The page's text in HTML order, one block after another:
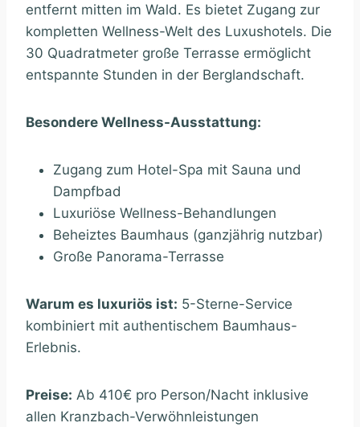
entfernt mitten im Wald. Es bietet Zugang zur
kompletten Wellness-Welt des Luxushotels. Die
30 Quadratmeter große Terrasse ermöglicht
entspannte Stunden in der Berglandschaft.
Besondere Wellness-Ausstattung:
Zugang zum Hotel-Spa mit Sauna und
Dampfbad
Luxuriöse Wellness-Behandlungen
Beheiztes Baumhaus (ganzjährig nutzbar)
Große Panorama-Terrasse
Warum es luxuriös ist: 5-Sterne-Service
kombiniert mit authentischem Baumhaus-
Erlebnis.
Preise: Ab 410€ pro Person/Nacht inklusive
allen Kranzbach-Verwöhnleistungen